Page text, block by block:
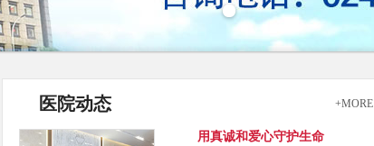
医院动态 +MORE
用真诚和爱心守护生命